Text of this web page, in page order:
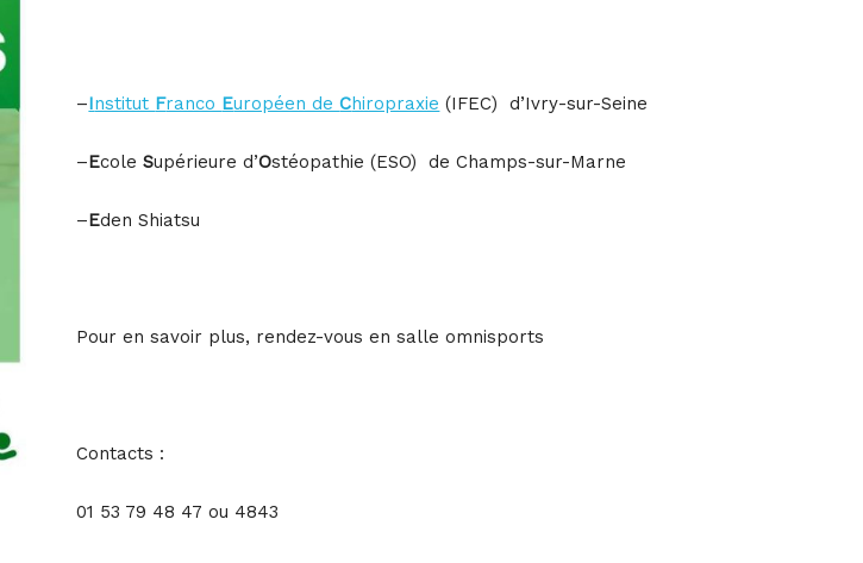
–Institut Franco Européen deChiropraxie (IFEC) d’Ivry-sur-Seine
–EcoleSupérieure d’Ostéopathie (ESO) de Champs-sur-Marne
–Eden Shiatsu
Pour en savoir plus, rendez-vous en salle omnisports
Contacts :
01 53 79 48 47 ou 4843